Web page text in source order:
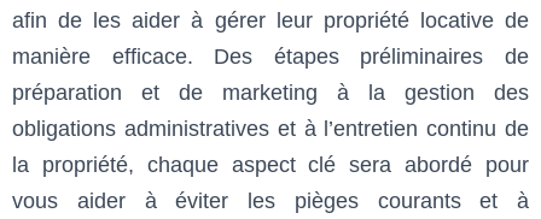
afin de les aider à gérer leur propriété locative de
manière efficace. Des étapes préliminaires de
préparation et de marketing à la gestion des
obligations administratives et à l’entretien continu de
la propriété, chaque aspect clé sera abordé pour
vous aider à éviter les pièges courants et à